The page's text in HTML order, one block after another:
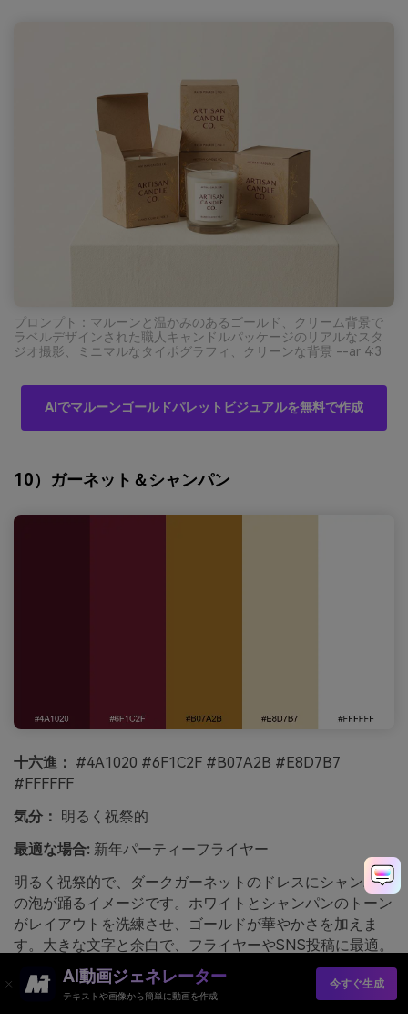
プロンプト：マルーンと温かみのあるゴールド、クリーム背景で
ラベルデザインされた職人キャンドルパッケージのリアルなスタ
ジオ撮影、ミニマルなタイポグラフィ、クリーンな背景 --ar 4:3
AIでマルーンゴールドパレットビジュアルを無料で作成
10）ガーネット＆シャンパン
十六進： #4A1020 #6F1C2F #B07A2B #E8D7B7
#FFFFFF
気分： 明るく祝祭的
最適な場合: 新年パーティーフライヤー
明るく祝祭的で、ダークガーネットのドレスにシャンパン
の泡が踊るイメージです。ホワイトとシャンパンのトーン
がレイアウトを洗練させ、ゴールドが華やかさを加えま
す。大きな文字と余白で、フライヤーやSNS投稿に最適。
アドバイス：他がシンプルなデザインなら、ゴールドのグ
ラデーション要素を1つだけ加えてみてください。
AI動画ジェネレーター
テキストや画像から簡単に動画を作成
今すぐ生成